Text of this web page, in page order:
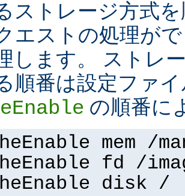
ストレージ方式
エストの処理が
します。 ストレ
順番は設定ファ
の順番に
mem /
fd /
disk /